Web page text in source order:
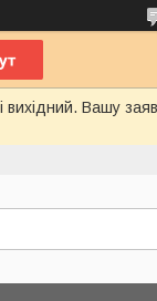
вихідний. Вашу